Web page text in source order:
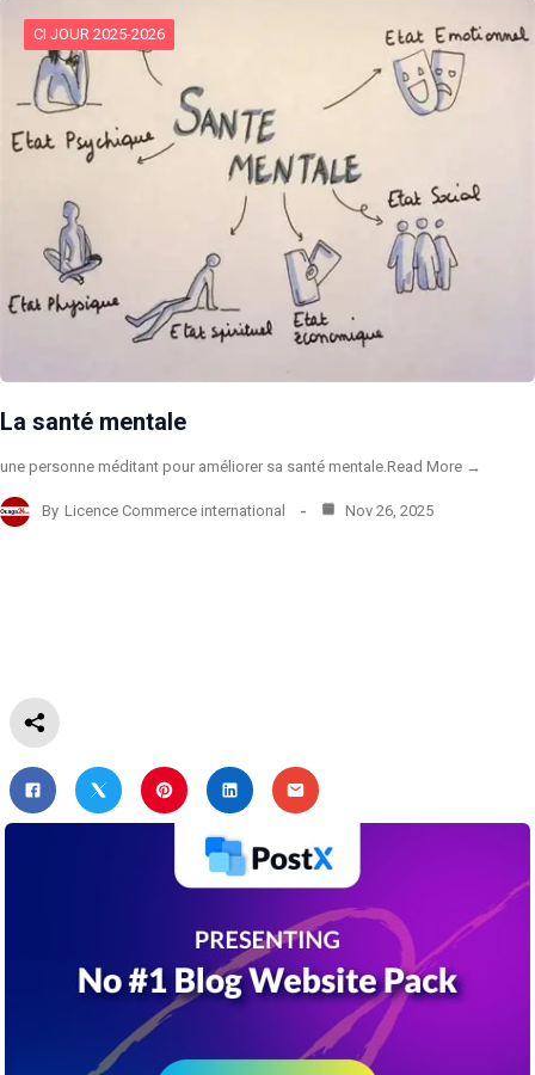
CI JOUR 2025-2026
La santé mentale
une personne méditant pour améliorer sa santé mentale.Read More →
By Licence Commerce international Nov 26, 2025